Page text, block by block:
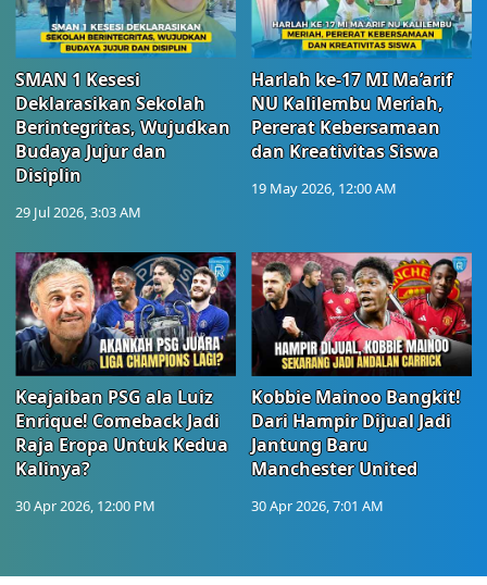
SMAN 1 Kesesi
Deklarasikan Sekolah
Berintegritas, Wujudkan
Budaya Jujur dan
Disiplin
29 Jul 2026, 3:03 AM
Harlah ke-17 MI Ma’arif
NU Kalilembu Meriah,
Pererat Kebersamaan
dan Kreativitas Siswa
19 May 2026, 12:00 AM
Keajaiban PSG ala Luiz
Enrique! Comeback Jadi
Raja Eropa Untuk Kedua
Kalinya?
30 Apr 2026, 12:00 PM
Kobbie Mainoo Bangkit!
Dari Hampir Dijual Jadi
Jantung Baru
Manchester United
30 Apr 2026, 7:01 AM